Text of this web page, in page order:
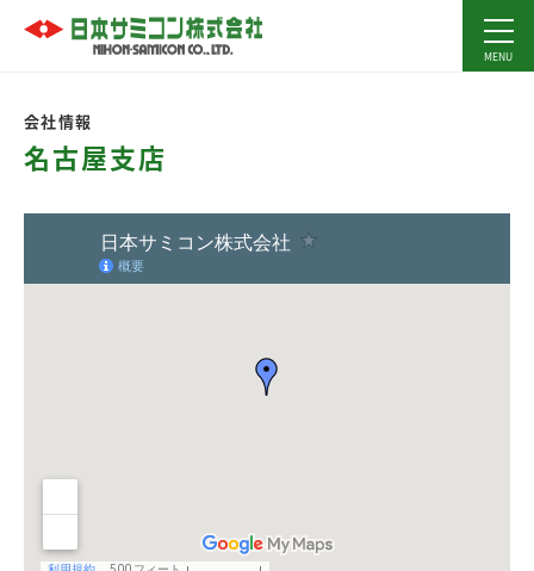
会社情報
名古屋支店
より大きな地図で日本サミコン株式会社